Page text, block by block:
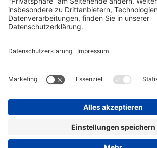
Werde Teil einer internationalen,
Gemeinschaft, die gute Ideen schätzt und
Entwicklung fördert. Unsere offenen
Rechtliches